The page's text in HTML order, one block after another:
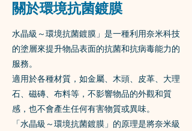
關於環境抗菌鍍膜
水晶級～環境抗菌鍍膜」是一種利用奈米科技
的塗層來提升物品表面的抗菌和抗病毒能力的
服務。
適用於各種材質，如金屬、木頭、皮革、大理
石、磁磚、布料等，不影響物品的外觀和質
感，也不會產生任何有害物質或異味。
「水晶級～環境抗菌鍍膜」的原理是將奈米級